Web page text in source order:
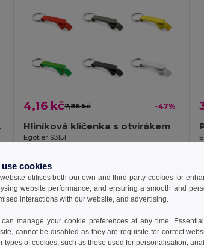
4,16 kč7,86 kč -47%
Hliníková klíčenka s otvírákem
Egotier 93151
Přidat do košíku
use cookies
utilises both our own and third-party cookies for
website performance, and ensuring a smooth and
interactions with our website, and advertising.
can manage your cookie preferences at any time.
cannot be disabled as they are requisite for correct
types of cookies, such as those used for personalisation,